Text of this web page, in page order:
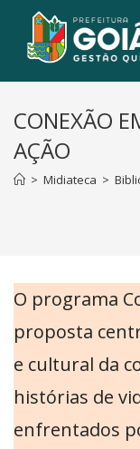
CONEXÃO
AÇÃO
> Midiateca >
O programa
proposta
e cultural da
histórias de
enfrentados